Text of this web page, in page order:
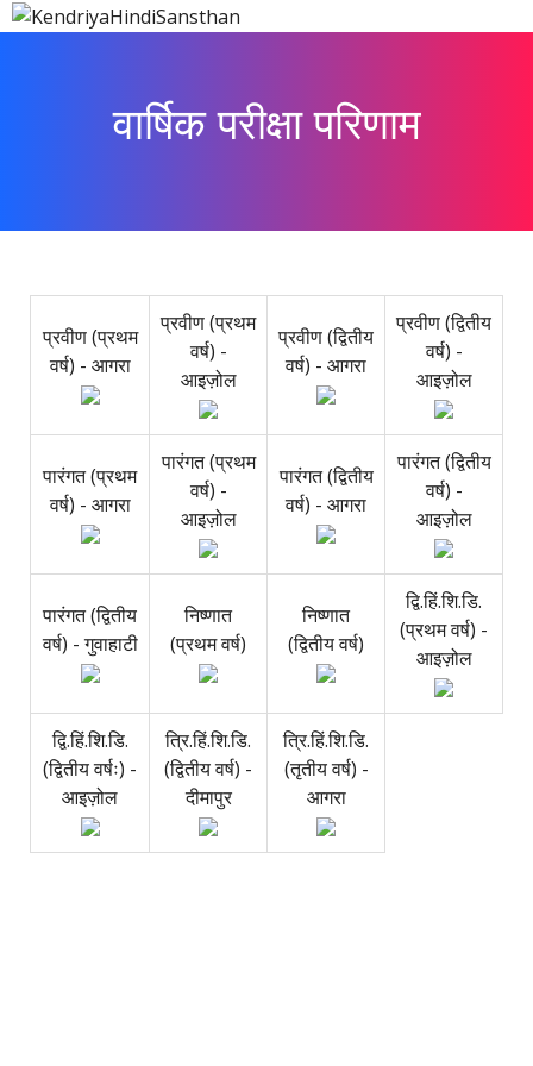
वार्षिक परीक्षा परिणाम
प्रवीण (प्रथम
वर्ष) - आगरा
प्रवीण (प्रथम
वर्ष) -
आइज़ोल
प्रवीण (द्वितीय
वर्ष) - आगरा
प्रवीण (द्वितीय
वर्ष) -
आइज़ोल
पारंगत (प्रथम
वर्ष) - आगरा
पारंगत (प्रथम
वर्ष) -
आइज़ोल
पारंगत (द्वितीय
वर्ष) - आगरा
पारंगत (द्वितीय
वर्ष) -
आइज़ोल
पारंगत (द्वितीय
वर्ष) - गुवाहाटी
निष्णात
(प्रथम वर्ष)
निष्णात
(द्वितीय वर्ष)
द्वि.हिं.शि.डि.
(प्रथम वर्ष) -
आइज़ोल
द्वि.हिं.शि.डि.
(द्वितीय वर्षः) -
आइज़ोल
त्रि.हिं.शि.डि.
(द्वितीय वर्ष) -
दीमापुर
त्रि.हिं.शि.डि.
(तृतीय वर्ष) -
आगरा